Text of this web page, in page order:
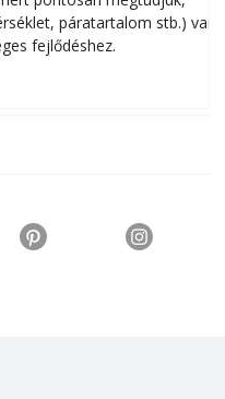
páratartalom stb.) van
fejlődéshez.